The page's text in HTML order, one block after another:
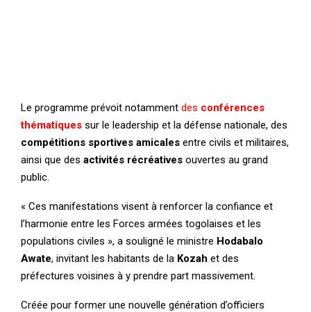
Le programme prévoit notamment des conférences
thématiques sur le leadership et la défense nationale, des
compétitions sportives amicales entre civils et militaires,
ainsi que des activités récréatives ouvertes au grand
public.
« Ces manifestations visent à renforcer la confiance et
l’harmonie entre les Forces armées togolaises et les
populations civiles », a souligné le ministre Hodabalo
Awate, invitant les habitants de la Kozah et des
préfectures voisines à y prendre part massivement.
Créée pour former une nouvelle génération d’officiers